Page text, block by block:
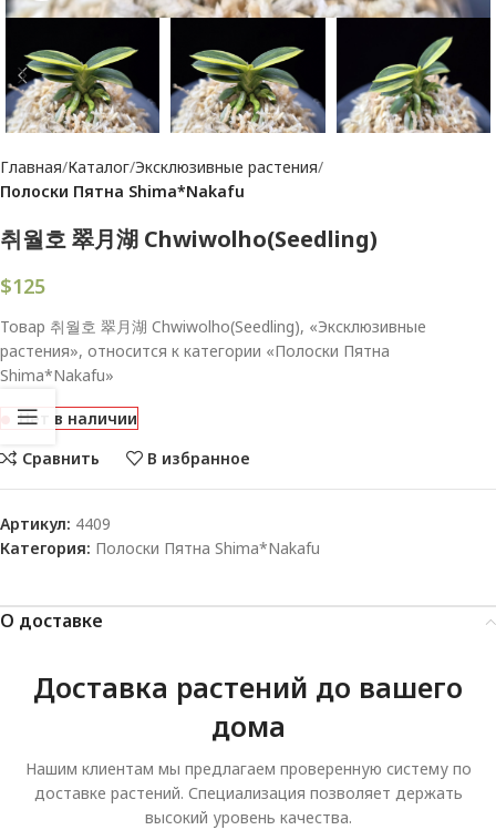
Главная Каталог Эксклюзивные растения
Полоски Пятна Shima*Nakafu
취월호 翠月湖 Chwiwolho(Seedling)
$125
Товар 취월호 翠月湖 Chwiwolho(Seedling), «Эксклюзивные
растения», относится к категории «Полоски Пятна
Shima*Nakafu»
Нет в наличии
Сравнить
В избранное
Артикул: 4409
Категория: Полоски Пятна Shima*Nakafu
О доставке
Доставка растений до вашего
дома
Нашим клиентам мы предлагаем проверенную систему по
доставке растений. Специализация позволяет держать
высокий уровень качества.